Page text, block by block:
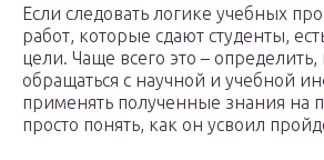
Если следовать логике учебных
работ, которые сдают студенты,
цели. Чаще всего это – определить,
обращаться с научной и учебной
применять полученные знания на
просто понять, как он усвоил